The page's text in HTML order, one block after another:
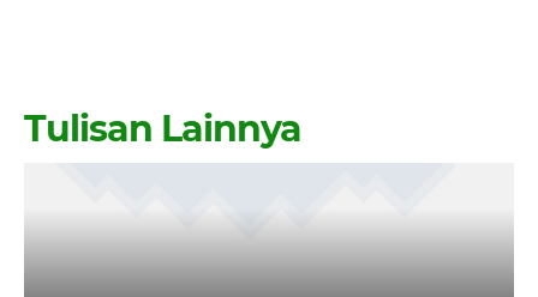
Tulisan Lainnya